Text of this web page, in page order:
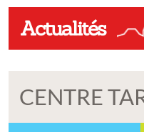
Actualités
CENTRE